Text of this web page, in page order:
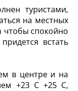
туристами,
на местных
чтобы спокойно
встать
в центре и на
+23 С +25 С,